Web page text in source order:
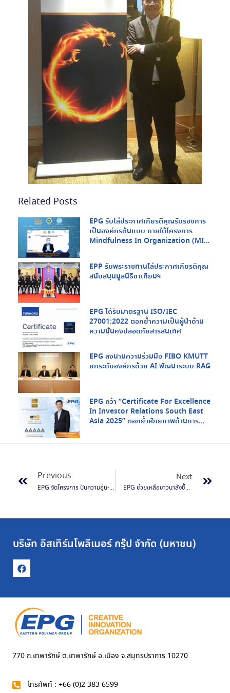
Related Posts
EPG รับโล่ประกาศเกียรติคุณรับรองการ
เป็นองค์กรต้นแบบ ภายใต้โครงการ
Mindfulness In Organization (MIO)
EPP รับพระราชทานโล่ประกาศเกียรติคุณ
สนับสนุนมูลนิธิขาเทียมฯ
EPG ได้รับมาตรฐาน ISO/IEC
27001:2022 ตอกย้ำความเป็นผู้นำด้าน
ความมั่นคงปลอดภัยสารสนเทศ
EPG ลงนามความร่วมมือ FIBO KMUTT
ยกระดับองค์กรด้วย AI พัฒนาระบบ RAG
EPG คว้า “Certificate For Excellence
In Investor Relations South East
Asia 2025” ตอกย้ำศักยภาพด้านการ
Previous
EPG จัดโครงการ ปันความอุ่น-เพิ่มความสุข ณ ค่ายทหาร ช้างมูก อ.แม่สาย จังหวัดเชียงราย
Next
EPG ช่วยเหลือชาวนาสั่งซื้อข้าวจำนวน 16.5 ตัน แจกจ่ายให้พนักงาน
บริษัท อีสเทิร์นโพลีเมอร์ กรุ๊ป จำกัด (มหาชน)
770 ถ.เทพารักษ์ ต.เทพารักษ์ อ.เมือง จ.สมุทรปราการ 10270
โทรศัพท์ : +66 (0)2 383 6599